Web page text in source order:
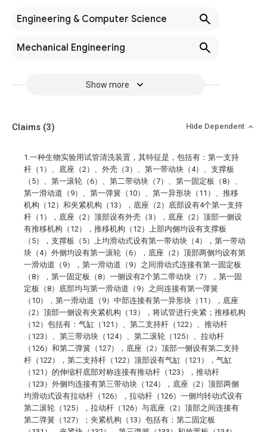
Engineering & Computer Science
Mechanical Engineering
Show more
Claims (3) Hide Dependent
1.一种生物实验用试管清洗装置，其特征是，包括有：第一支持
杆（1）、底座（2）、外壳（3）、第一带动块（4）、支撑板
（5）、第一滚轮（6）、第二带动块（7）、第一固定板（8）、
第一滑动道（9）、第一弹簧（10）、第一异形块（11）、推移
机构（12）和夹紧机构（13），底座（2）底部设有4个第一支持
杆（1），底座（2）顶部设有外壳（3），底座（2）顶部一侧设
有推移机构（12），推移机构（12）上部内侧均设有支撑板
（5），支撑板（5）上均滑动式设有第一带动块（4），第一带动
块（4）外侧均设有第一滚轮（6），底座（2）顶部两侧均设有第
一滑动道（9），第一滑动道（9）之间滑动式连接有第一固定板
（8），第一固定板（8）一侧设有2个第二带动块（7），第一固
定板（8）底部均与第一滑动道（9）之间连接有第一弹簧
（10），第一滑动道（9）中部连接有第一异形块（11），底座
（2）顶部一侧设有夹紧机构（13），将试管进行夹紧；推移机构
（12）包括有：气缸（121）、第二支持杆（122）、推动杆
（123）、第三带动块（124）、第二滚轮（125）、拉动杆
（126）和第二弹簧（127），底座（2）顶部一侧设有第二支持
杆（122），第二支持杆（122）顶部设有气缸（121），气缸
（121）的伸缩杆底部对称连接有推动杆（123），推动杆
（123）外侧均连接有第三带动块（124），底座（2）顶部两侧
均滑动式设有拉动杆（126），拉动杆（126）一侧均转动式设有
第二滚轮（125），拉动杆（126）与底座（2）顶部之间连接有
第二弹簧（127）；夹紧机构（13）包括有：第二固定板